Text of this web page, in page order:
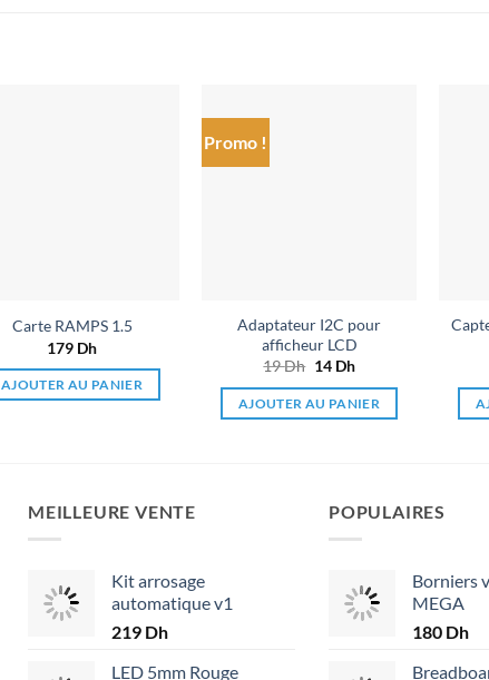
Carte RAMPS 1.5
179 Dh
AJOUTER AU PANIER
Promo !
Adaptateur I2C pour
afficheur LCD
19Dh Le
initial
était :
14 DhLe
actuel
est :
AJOUTER AU PANIER
MEILLEURE VENTE
Kit arrosage
automatique v1
219 Dh
LED 5mm Rouge
POPULAIRES
Borniers
MEGA
180 Dh